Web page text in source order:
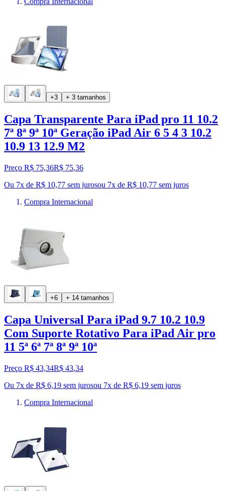
+3 + 3 tamanhos
Capa Transparente Para iPad pro 11 10.2
7ª 8ª 9ª 10ª Geração iPad Air 6 5 4 3 10.2
10.9 13 12.9 M2
Preço R$ 75,36R$ 75,36
Ou 7x de R$ 10,77 sem jurosou 7x de R$ 10,77 sem juros
Compra Internacional
+6 + 14 tamanhos
Capa Universal Para iPad 9.7 10.2 10.9
Com Suporte Rotativo Para iPad Air pro
11 5ª 6ª 7ª 8ª 9ª 10ª
Preço R$ 43,34R$ 43,34
Ou 7x de R$ 6,19 sem jurosou 7x de R$ 6,19 sem juros
Compra Internacional